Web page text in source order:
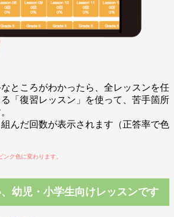
ところがわかったら、全レッスンを任
「復習レッスン」を使って、苦手箇所
んだ回数が表示されます（正答率で色
ク色に変わります。
幼児・小学生向けレッスンです